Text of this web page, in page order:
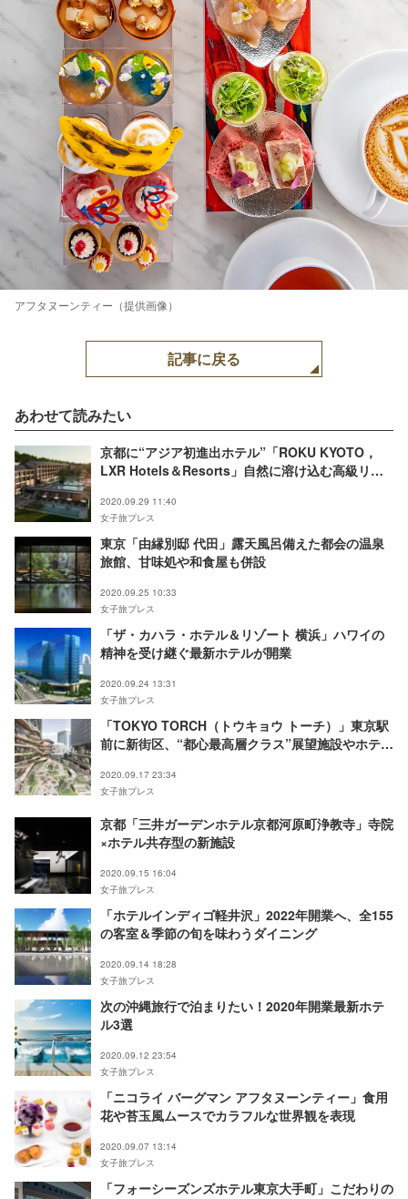
アフタヌーンティー（提供画像）
記事に戻る
あわせて読みたい
京都に“アジア初進出ホテル”「ROKU KYOTO，
LXR Hotels＆Resorts」自然に溶け込む高級リゾ
2020.09.29 11:40
女子旅プレス
東京「由縁別邸 代田」露天風呂備えた都会の温泉
旅館、甘味処や和食屋も併設
2020.09.25 10:33
女子旅プレス
「ザ・カハラ・ホテル＆リゾート 横浜」ハワイの
精神を受け継ぐ最新ホテルが開業
2020.09.24 13:31
女子旅プレス
「TOKYO TORCH（トウキョウ トーチ）」東京駅
前に新街区、“都心最高層クラス”展望施設やホテ
2020.09.17 23:34
女子旅プレス
京都「三井ガーデンホテル京都河原町浄教寺」寺院
×ホテル共存型の新施設
2020.09.15 16:04
女子旅プレス
「ホテルインディゴ軽井沢」2022年開業へ、全155
の客室＆季節の旬を味わうダイニング
2020.09.14 18:28
女子旅プレス
次の沖縄旅行で泊まりたい！2020年開業最新ホテ
ル3選
2020.09.12 23:54
女子旅プレス
「ニコライ バーグマン アフタヌーンティー」食用
花や苔玉風ムースでカラフルな世界観を表現
2020.09.07 13:14
女子旅プレス
「フォーシーズンズホテル東京大手町」こだわりの